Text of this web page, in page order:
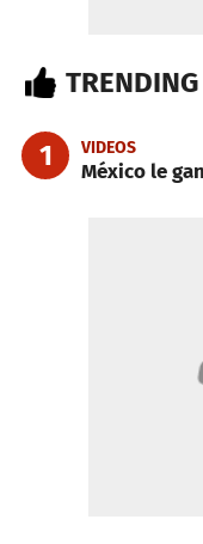
TRENDING
1 VIDEOS
México le